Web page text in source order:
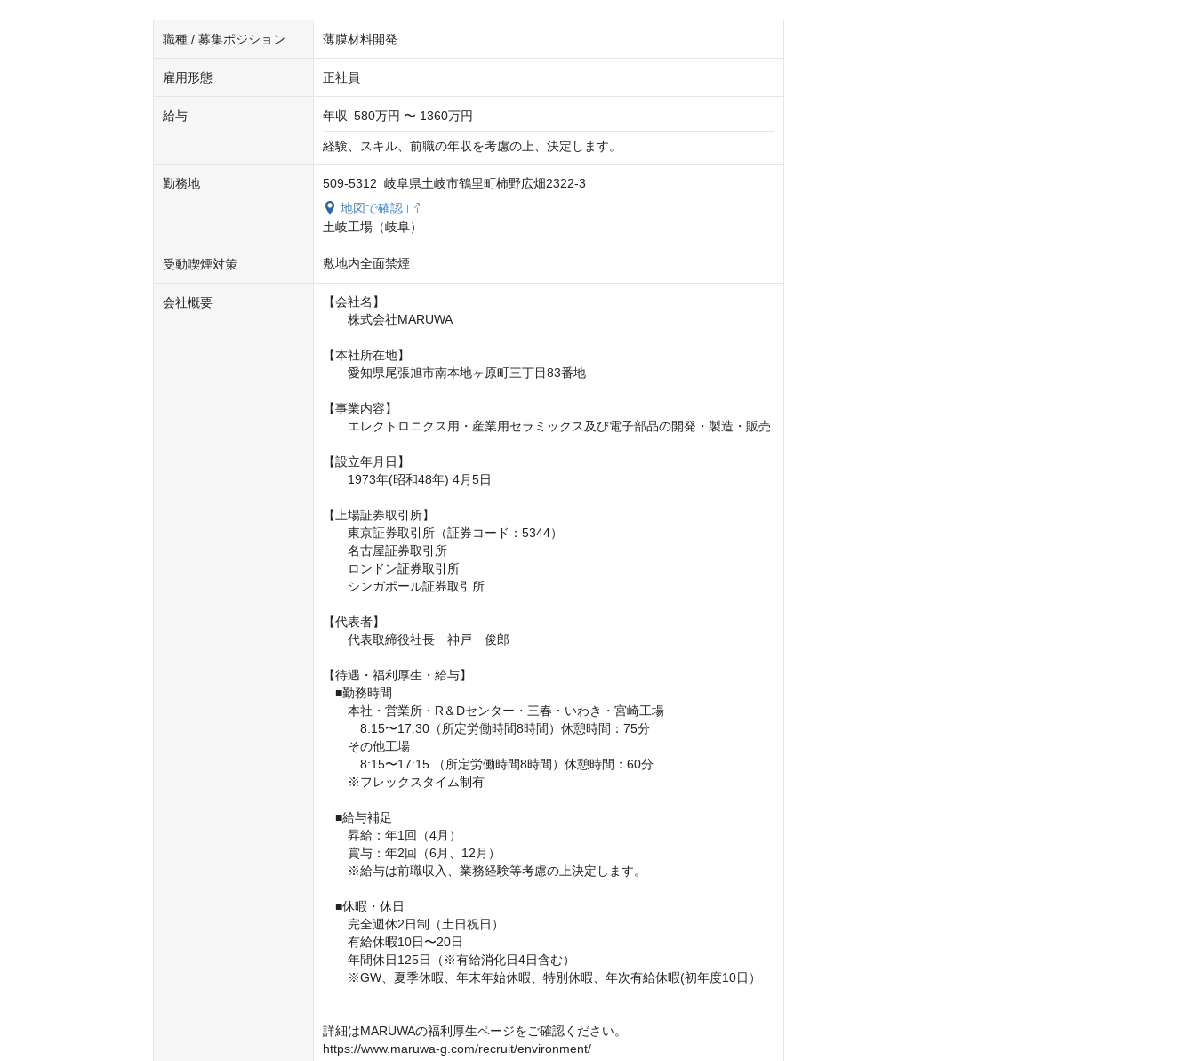
職種 / 募集ポジション 薄膜材料開発
雇用形態 正社員
給与 年収 580万円 〜 1360万円
経験、スキル、前職の年収を考慮の上、決定します。
勤務地
509-5312 岐阜県土岐市鶴里町柿野広畑2322-3
地図で確認
土岐工場（岐阜）
受動喫煙対策 敷地内全面禁煙
会社概要
【会社名】
株式会社MARUWA
【本社所在地】
愛知県尾張旭市南本地ヶ原町三丁目83番地
【事業内容】
エレクトロニクス用・産業用セラミックス及び電子部品の開発・製造・販売
【設立年月日】
1973年(昭和48年) 4月5日
【上場証券取引所】
東京証券取引所（証券コード：5344）
名古屋証券取引所
ロンドン証券取引所
シンガポール証券取引所
【代表者】
代表取締役社長　神戸　俊郎
【待遇・福利厚生・給与】
■勤務時間
本社・営業所・R＆Dセンター・三春・いわき・宮崎工場
8:15〜17:30（所定労働時間8時間）休憩時間：75分
その他工場
8:15〜17:15 （所定労働時間8時間）休憩時間：60分
※フレックスタイム制有
■給与補足
昇給：年1回（4月）
賞与：年2回（6月、12月）
※給与は前職収入、業務経験等考慮の上決定します。
■休暇・休日
完全週休2日制（土日祝日）
有給休暇10日〜20日
年間休日125日（※有給消化日4日含む）
※GW、夏季休暇、年末年始休暇、特別休暇、年次有給休暇(初年度10日）
詳細はMARUWAの福利厚生ページをご確認ください。
https://www.maruwa-g.com/recruit/environment/